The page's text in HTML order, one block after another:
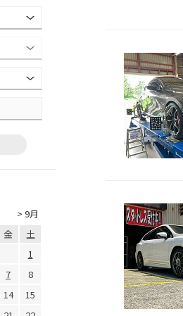
> 9月
金
土
1
7
8
14
15